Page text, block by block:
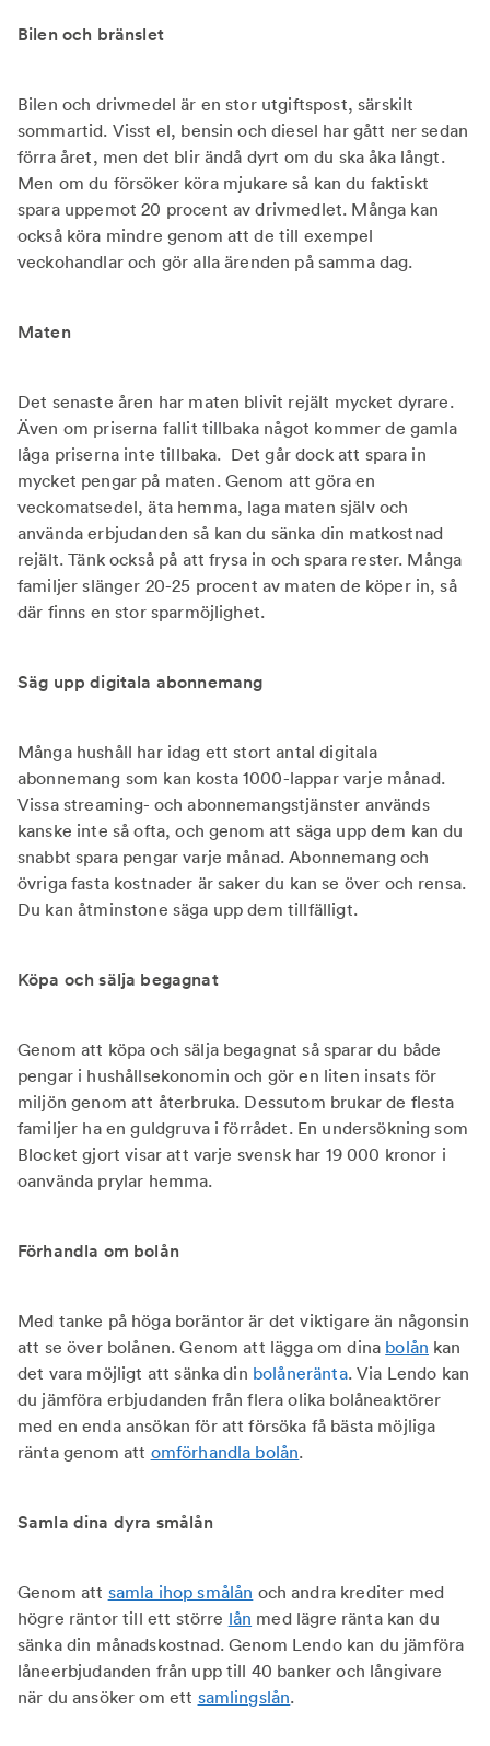
Bilen och bränslet
Bilen och drivmedel är en stor utgiftspost, särskilt
sommartid. Visst el, bensin och diesel har gått ner sedan
förra året, men det blir ändå dyrt om du ska åka långt.
Men om du försöker köra mjukare så kan du faktiskt
spara uppemot 20 procent av drivmedlet. Många kan
också köra mindre genom att de till exempel
veckohandlar och gör alla ärenden på samma dag.
Maten
Det senaste åren har maten blivit rejält mycket dyrare.
Även om priserna fallit tillbaka något kommer de gamla
låga priserna inte tillbaka. Det går dock att spara in
mycket pengar på maten. Genom att göra en
veckomatsedel, äta hemma, laga maten själv och
använda erbjudanden så kan du sänka din matkostnad
rejält. Tänk också på att frysa in och spara rester. Många
familjer slänger 20-25 procent av maten de köper in, så
där finns en stor sparmöjlighet.
Säg upp digitala abonnemang
Många hushåll har idag ett stort antal digitala
abonnemang som kan kosta 1000-lappar varje månad.
Vissa streaming- och abonnemangstjänster används
kanske inte så ofta, och genom att säga upp dem kan du
snabbt spara pengar varje månad. Abonnemang och
övriga fasta kostnader är saker du kan se över och rensa.
Du kan åtminstone säga upp dem tillfälligt.
Köpa och sälja begagnat
Genom att köpa och sälja begagnat så sparar du både
pengar i hushållsekonomin och gör en liten insats för
miljön genom att återbruka. Dessutom brukar de flesta
familjer ha en guldgruva i förrådet. En undersökning som
Blocket gjort visar att varje svensk har 19 000 kronor i
oanvända prylar hemma.
Förhandla om bolån
Med tanke på höga boräntor är det viktigare än någonsin
att se över bolånen. Genom att lägga om dina bolån kan
det vara möjligt att sänka din bolåneränta. Via Lendo kan
du jämföra erbjudanden från flera olika bolåneaktörer
med en enda ansökan för att försöka få bästa möjliga
ränta genom att omförhandla bolån.
Samla dina dyra smålån
Genom att samla ihop smålån och andra krediter med
högre räntor till ett större lån med lägre ränta kan du
sänka din månadskostnad. Genom Lendo kan du jämföra
låneerbjudanden från upp till 40 banker och långivare
när du ansöker om ett samlingslån.